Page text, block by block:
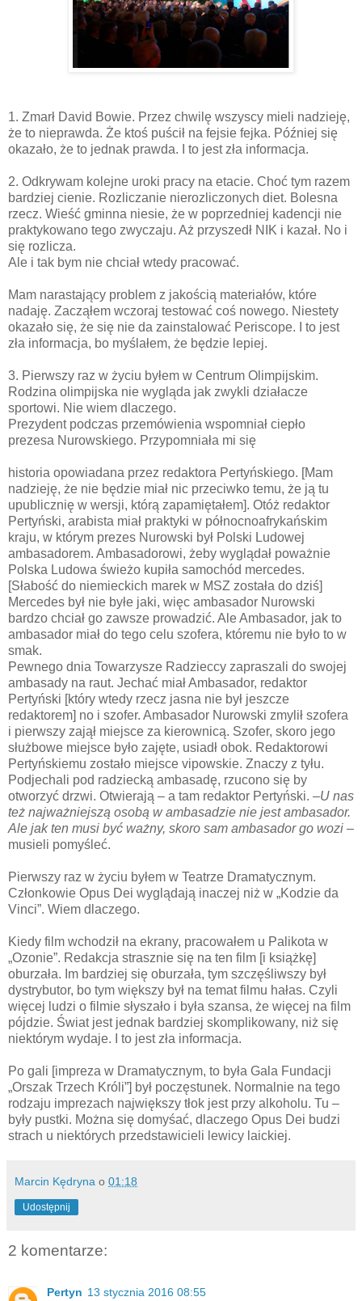
1. Zmarł David Bowie. Przez chwilę wszyscy mieli nadzieję,
że to nieprawda. Że ktoś puścił na fejsie fejka. Później się
okazało, że to jednak prawda. I to jest zła informacja.
2. Odkrywam kolejne uroki pracy na etacie. Choć tym razem
bardziej cienie. Rozliczanie nierozliczonych diet. Bolesna
rzecz. Wieść gminna niesie, że w poprzedniej kadencji nie
praktykowano tego zwyczaju. Aż przyszedł NIK i kazał. No i
się rozlicza.
Ale i tak bym nie chciał wtedy pracować.
Mam narastający problem z jakością materiałów, które
nadaję. Zacząłem wczoraj testować coś nowego. Niestety
okazało się, że się nie da zainstalować Periscope. I to jest
zła informacja, bo myślałem, że będzie lepiej.
3. Pierwszy raz w życiu byłem w Centrum Olimpijskim.
Rodzina olimpijska nie wygląda jak zwykli działacze
sportowi. Nie wiem dlaczego.
Prezydent podczas przemówienia wspomniał ciepło
prezesa Nurowskiego. Przypomniała mi się
historia opowiadana przez redaktora Pertyńskiego. [Mam
nadzieję, że nie będzie miał nic przeciwko temu, że ją tu
upublicznię w wersji, którą zapamiętałem]. Otóż redaktor
Pertyński, arabista miał praktyki w północnoafrykańskim
kraju, w którym prezes Nurowski był Polski Ludowej
ambasadorem. Ambasadorowi, żeby wyglądał poważnie
Polska Ludowa świeżo kupiła samochód mercedes.
[Słabość do niemieckich marek w MSZ została do dziś]
Mercedes był nie byłe jaki, więc ambasador Nurowski
bardzo chciał go zawsze prowadzić. Ale Ambasador, jak to
ambasador miał do tego celu szofera, któremu nie było to w
smak.
Pewnego dnia Towarzysze Radzieccy zapraszali do swojej
ambasady na raut. Jechać miał Ambasador, redaktor
Pertyński [który wtedy rzecz jasna nie był jeszcze
redaktorem] no i szofer. Ambasador Nurowski zmylił szofera
i pierwszy zajął miejsce za kierownicą. Szofer, skoro jego
służbowe miejsce było zajęte, usiadł obok. Redaktorowi
Pertyńskiemu zostało miejsce vipowskie. Znaczy z tyłu.
Podjechali pod radziecką ambasadę, rzucono się by
otworzyć drzwi. Otwierają – a tam redaktor Pertyński. –U nas
też najważniejszą osobą w ambasadzie nie jest ambasador.
Ale jak ten musi być ważny, skoro sam ambasador go wozi –
musieli pomyśleć.
Pierwszy raz w życiu byłem w Teatrze Dramatycznym.
Członkowie Opus Dei wyglądają inaczej niż w „Kodzie da
Vinci”. Wiem dlaczego.
Kiedy film wchodził na ekrany, pracowałem u Palikota w
„Ozonie”. Redakcja strasznie się na ten film [i książkę]
oburzała. Im bardziej się oburzała, tym szczęśliwszy był
dystrybutor, bo tym większy był na temat filmu hałas. Czyli
więcej ludzi o filmie słyszało i była szansa, że więcej na film
pójdzie. Świat jest jednak bardziej skomplikowany, niż się
niektórym wydaje. I to jest zła informacja.
Po gali [impreza w Dramatycznym, to była Gala Fundacji
„Orszak Trzech Króli”] był poczęstunek. Normalnie na tego
rodzaju imprezach największy tłok jest przy alkoholu. Tu –
były pustki. Można się domyśać, dlaczego Opus Dei budzi
strach u niektórych przedstawicieli lewicy laickiej.
Marcin Kędryna o 01:18
Udostępnij
2 komentarze:
Pertyn 13 stycznia 2016 08:55